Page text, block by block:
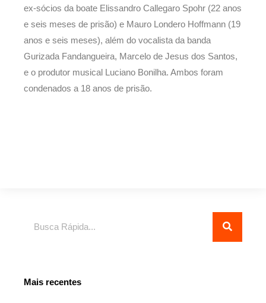
ex-sócios da boate Elissandro Callegaro Spohr (22 anos
e seis meses de prisão) e Mauro Londero Hoffmann (19
anos e seis meses), além do vocalista da banda
Gurizada Fandangueira, Marcelo de Jesus dos Santos,
e o produtor musical Luciano Bonilha. Ambos foram
condenados a 18 anos de prisão.
Mais recentes